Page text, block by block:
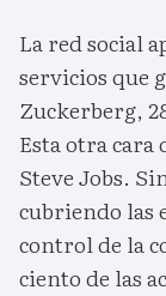
La red social
servicios que
Zuckerberg,
Esta otra
Steve Jobs.
cubriendo las
control de la
ciento de las